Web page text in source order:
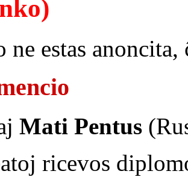
ne estas
Mati Pentus
ricevos